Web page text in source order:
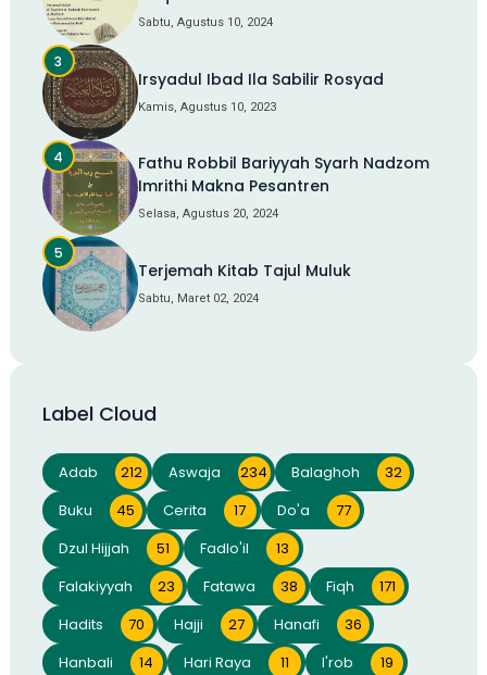
Sabtu, Agustus 10, 2024
Irsyadul Ibad Ila Sabilir Rosyad
Kamis, Agustus 10, 2023
Fathu Robbil Bariyyah Syarh Nadzom
Imrithi Makna Pesantren
Selasa, Agustus 20, 2024
Terjemah Kitab Tajul Muluk
Sabtu, Maret 02, 2024
Label Cloud
Adab 212 Aswaja 234 Balaghoh
32
Buku
45 Cerita 17 Do'a
77
Dzul Hijjah
51 Fadlo'il
13
Falakiyyah
23 Fatawa 38 Fiqh
171
Hadits
70 Hajji 27 Hanafi
36
Hanbali
14 Hari Raya 11 I'rob
19